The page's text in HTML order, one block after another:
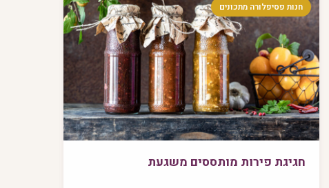
חנות פסיפלורה מתכונים
חגיגת פירות מותססים משגעת